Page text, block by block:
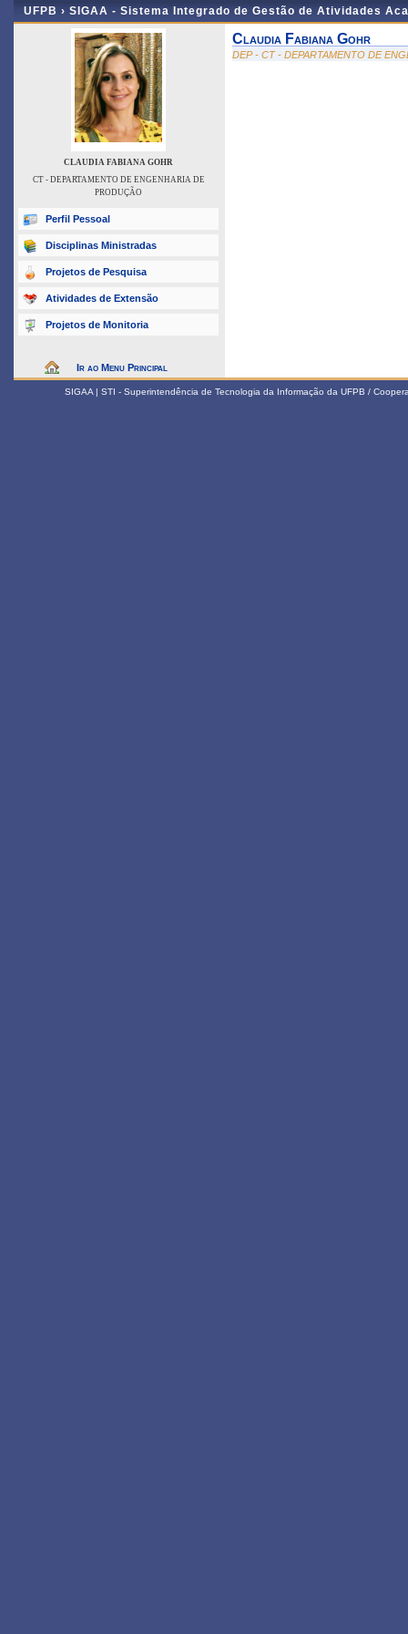
UFPB › SIGAA - Sistema Integrado de Gestão de Atividades
CLAUDIA FABIANA GOHR
CT - DEPARTAMENTO DE ENGENHARIA DE
PRODUÇÃO
Perfil Pessoal
Disciplinas Ministradas
Projetos de Pesquisa
Atividades de Extensão
Projetos de Monitoria
Ir ao Menu Principal
Claudia Fabiana Gohr
DEP - CT - DEPARTAMENTO DE
SIGAA | STI - Superintendência de Tecnologia da Informação da UFPB /